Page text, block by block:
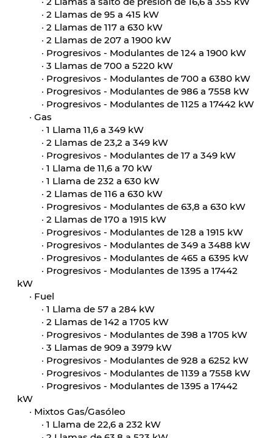
·2 Llamas de 95 a 415 kW
·2 Llamas de 117 a 630 kW
·2 Llamas de 207 a 1900 kW
· Progresivos - Modulantes de 124 a 1900 kW
·3 Llamas de 700 a 5220 kW
· Progresivos - Modulantes de 700 a 6380 kW
· Progresivos - Modulantes de 986 a 7558 kW
· Progresivos - Modulantes de 1125 a 17442 kW
·Gas
·1 Llama 11,6 a 349 kW
·2 Llamas de 23,2 a 349 kW
· Progresivos - Modulantes de 17 a 349 kW
·1 Llama de 11,6 a 70 kW
·1 Llama de 232 a 630 kW
·2 Llamas de 116 a 630 kW
· Progresivos - Modulantes de 63,8 a 630 kW
·2 Llamas de 170 a 1915 kW
· Progresivos - Modulantes de 128 a 1915 kW
· Progresivos - Modulantes de 349 a 3488 kW
· Progresivos - Modulantes de 465 a 6395 kW
· Progresivos - Modulantes de 1395 a 17442
kW
· Fuel
·1 Llama de 57 a 284 kW
·2 Llamas de 142 a 1705 kW
· Progresivos - Modulantes de 398 a 1705 kW
·3 Llamas de 909 a 3979 kW
· Progresivos - Modulantes de 928 a 6252 kW
· Progresivos - Modulantes de 1139 a 7558 kW
· Progresivos - Modulantes de 1395 a 17442
kW
· Mixtos Gas/Gasóleo
·1 Llama de 22,6 a 232 kW